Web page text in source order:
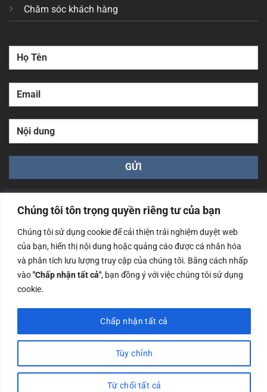
Chúng tôi tôn trọng quyền riêng tư của bạn
Chúng tôi sử dụng cookie để cải thiện trải nghiệm duyệt web
của bạn, hiển thị nội dung hoặc quảng cáo được cá nhân hóa
và phân tích lưu lượng truy cập của chúng tôi. Bằng cách nhấp
vào"Chấp nhận tất cả", bạn đồng ý với việc chúng tôi sử dụng
cookie.
Tùy chỉnh
Từ chối tất cả
Chấp nhận tất cả
Chăm sóc khách hàng
Công ty TNHH Nam Bình Xương - Số ĐKKD: 0108783483
cấp ngày 14/06/2019 bởi Sở Kế Hoạch và Đầu Tư Tp. Hà
Nội
Copyrights @2023 Nam Binh Xuong. All Rights Reserved